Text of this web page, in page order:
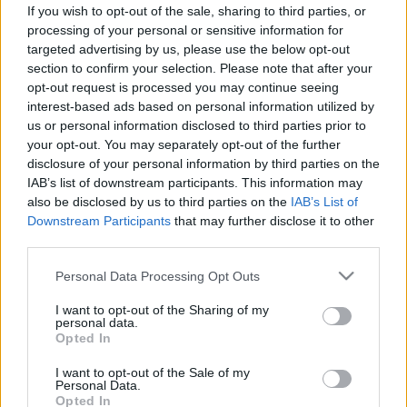
If you wish to opt-out of the sale, sharing to third parties, or
processing of your personal or sensitive information for
targeted advertising by us, please use the below opt-out
section to confirm your selection. Please note that after your
opt-out request is processed you may continue seeing
interest-based ads based on personal information utilized by
us or personal information disclosed to third parties prior to
your opt-out. You may separately opt-out of the further
disclosure of your personal information by third parties on the
IAB’s list of downstream participants. This information may
also be disclosed by us to third parties on the IAB’s List of
Downstream Participants that may further disclose it to other
Please note that this website/app uses one or more Google
not limited to your visit or usage behaviour. You may click to
grant or deny consent to Google and its third-party tags to
use your data for below specified purposes in below Google
consent section.
Personal Data Processing Opt Outs
I want to opt-out of the Sharing of my
personal data.
Opted In
I want to opt-out of the Sale of my
Personal Data.
Opted In
Szépségápolás
2016. augusztus 29. 22:22
Módosítva: 2016. augusztus 29. 22:22
Megosztás
Küldés Küldés Messengeren
Egészségkalauz
Egészségkalauz
Egy amerikai tanulmány szerint egyszerűen az ajtón
való áthaladás okozhatja, hogy elfelejtjük, miért
indultunk a másik helyiségbe.